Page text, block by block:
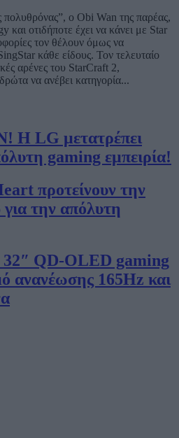
πολυθρόνας”, ο Obi Wan της παρέας,
και οτιδήποτε έχει να κάνει με Star
τον θέλουν όμως να
κάθε είδους. Τον τελευταίο
αρένες του StarCraft 2,
να ανέβει κατηγορία...
Η LG μετατρέπει
gaming εμπειρία!
προτείνουν την
την απόλυτη
QD-OLED gaming
ανανέωσης 165Hz και